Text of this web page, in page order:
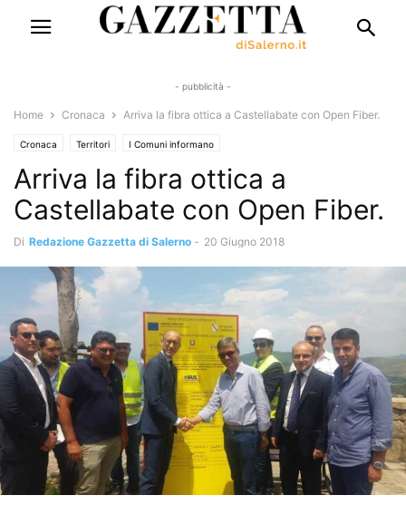
- pubblicità -
Home Cronaca Arriva la fibra ottica a Castellabate con Open Fiber.
Cronaca Territori I Comuni informano
Arriva la fibra ottica a
Castellabate con Open Fiber.
Di Redazione Gazzetta di Salerno - 20 Giugno 2018